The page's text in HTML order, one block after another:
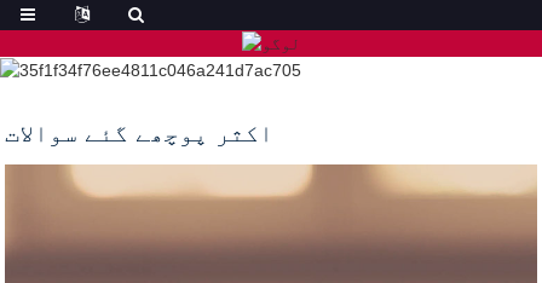
اکثر پوچھے گئے سوالات